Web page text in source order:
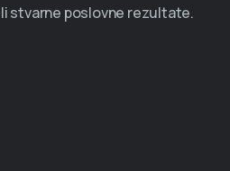
stvarne poslovne rezultate.